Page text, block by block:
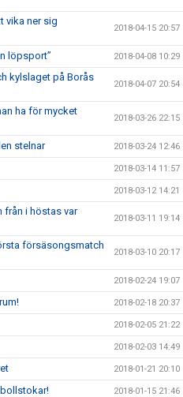
vika ner sig
2018-04-15 20:57
löpsport” 2018-04-08 10:29
kylslaget på Borås
2018-04-07 20:54
ha för mycket
2018-03-26 22:15
stelnar 2018-03-24 12:46
2018-03-14 11:57
2018-03-12 14:21
från i höstas var
2018-03-11 19:14
försäsongsmatch
2018-03-10 20:17
2018-02-24 19:07
2018-02-18 20:37
2018-02-05 21:22
2018-02-03 14:49
2018-01-21 20:10
2018-01-15 21:46